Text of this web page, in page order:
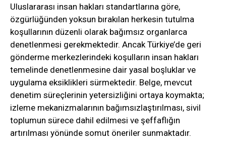
Uluslararası insan hakları standartlarına göre,
özgürlüğünden yoksun bırakılan herkesin tutulma
koşullarının düzenli olarak bağımsız organlarca
denetlenmesi gerekmektedir. Ancak Türkiye’de geri
gönderme merkezlerindeki koşulların insan hakları
temelinde denetlenmesine dair yasal boşluklar ve
uygulama eksiklikleri sürmektedir. Belge, mevcut
denetim süreçlerinin yetersizliğini ortaya koymakta;
izleme mekanizmalarının bağımsızlaştırılması, sivil
toplumun sürece dahil edilmesi ve şeffaflığın
artırılması yönünde somut öneriler sunmaktadır.